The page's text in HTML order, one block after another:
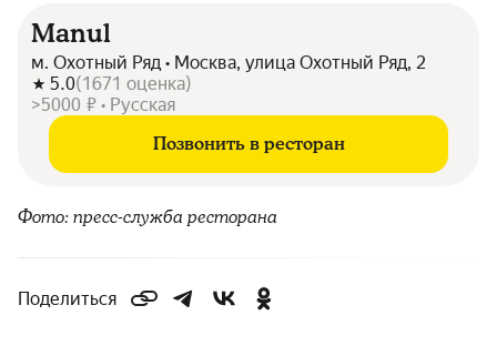
Manul
м. Охотный Ряд • Москва, улица Охотный Ряд, 2
5.0(1671 оценка)
>5000 ₽ • Русская
Позвонить в ресторан
Фото: пресс-служба ресторана
Поделиться